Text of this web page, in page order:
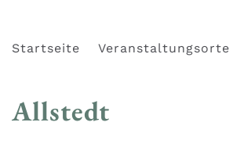
Startseite Veranstaltungsorte
Allstedt